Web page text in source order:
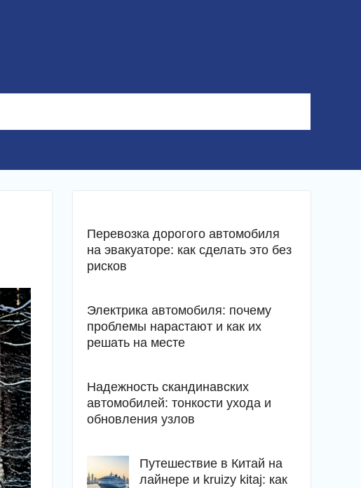
Перевозка дорогого автомобиля
на эвакуаторе: как сделать это без
рисков
Электрика автомобиля: почему
проблемы нарастают и как их
решать на месте
Надежность скандинавских
автомобилей: тонкости ухода и
обновления узлов
Путешествие в Китай на
лайнере и kruizy kitaj: как